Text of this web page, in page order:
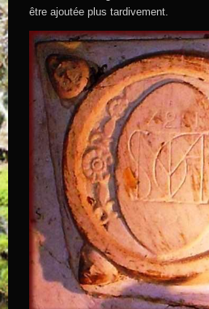
être ajoutée plus tardivement.